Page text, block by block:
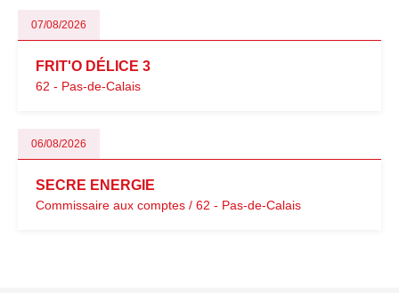
07/08/2026
FRIT'O DÉLICE 3
62 - Pas-de-Calais
06/08/2026
SECRE ENERGIE
Commissaire aux comptes / 62 - Pas-de-Calais